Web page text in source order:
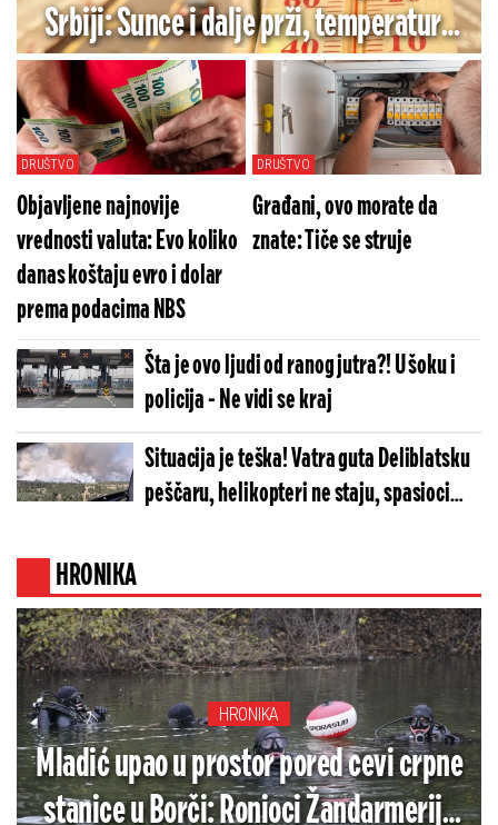
Srbiji: Sunce i dalje prži, temperature
do 36 stepeni, a u ovom delu zemlje
pljuskovi i grmljavina
DRUŠTVO
Objavljene najnovije
vrednosti valuta: Evo koliko
danas koštaju evro i dolar
prema podacima NBS
DRUŠTVO
Građani, ovo morate da
znate: Tiče se struje
Šta je ovo ljudi od ranog jutra?! U šoku i
policija - Ne vidi se kraj
Situacija je teška! Vatra guta Deliblatsku
peščaru, helikopteri ne staju, spasioci
HRONIKA
HRONIKA
Mladić upao u prostor pored cevi crpne
stanice u Borči: Ronioci Žandarmerije